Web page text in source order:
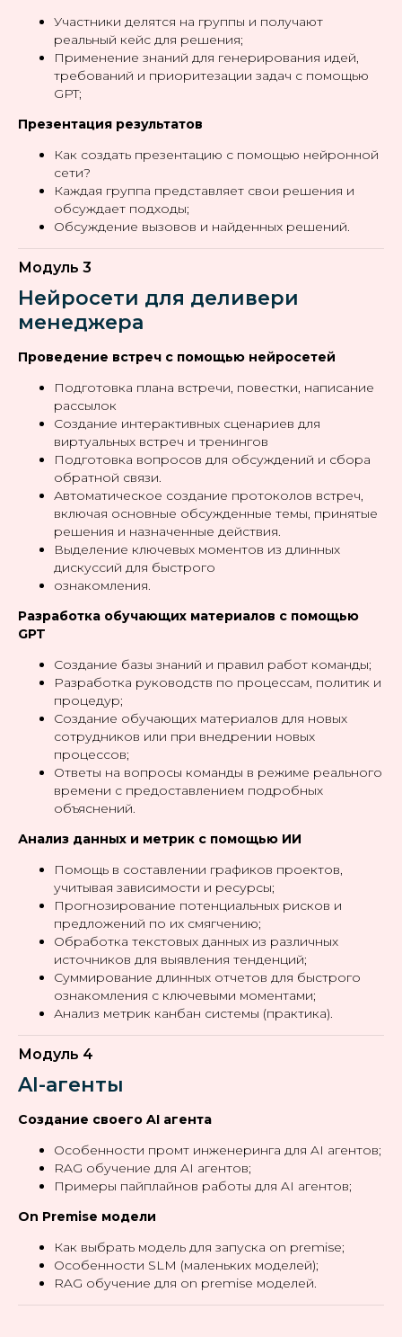
Участники делятся на группы и получают
реальный кейс для решения;
Применение знаний для генерирования идей,
требований и приоритезации задач с помощью
GPT;
Презентация результатов
Как создать презентацию с помощью нейронной
сети?
Каждая группа представляет свои решения и
обсуждает подходы;
Обсуждение вызовов и найденных решений.
Модуль 3
Нейросети для деливери
менеджера
Проведение встреч с помощью нейросетей
Подготовка плана встречи, повестки, написание
рассылок
Создание интерактивных сценариев для
виртуальных встреч и тренингов
Подготовка вопросов для обсуждений и сбора
обратной связи.
Автоматическое создание протоколов встреч,
включая основные обсужденные темы, принятые
решения и назначенные действия.
Выделение ключевых моментов из длинных
дискуссий для быстрого
ознакомления.
Разработка обучающих материалов c помощью
GPT
Создание базы знаний и правил работ команды;
Разработка руководств по процессам, политик и
процедур;
Создание обучающих материалов для новых
сотрудников или при внедрении новых
процессов;
Ответы на вопросы команды в режиме реального
времени с предоставлением подробных
объяснений.
Анализ данных и метрик с помощью ИИ
Помощь в составлении графиков проектов,
учитывая зависимости и ресурсы;
Прогнозирование потенциальных рисков и
предложений по их смягчению;
Обработка текстовых данных из различных
источников для выявления тенденций;
Суммирование длинных отчетов для быстрого
ознакомления с ключевыми моментами;
Анализ метрик канбан системы (практика).
Модуль 4
AI-агенты
Создание своего AI агента
Особенности промт инженеринга для AI агентов;
RAG обучение для AI агентов;
Примеры пайплайнов работы для AI агентов;
On Premise модели
Как выбрать модель для запуска on premise;
Особенности SLM (маленьких моделей);
RAG обучение для on premise моделей.